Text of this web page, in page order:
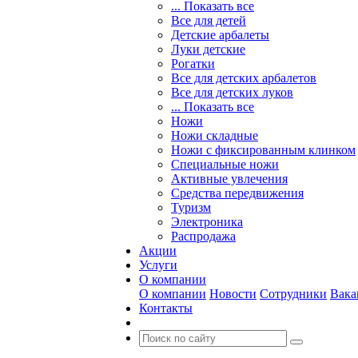
... Показать все
Все для детей
Детские арбалеты
Луки детские
Рогатки
Все для детских арбалетов
Все для детских луков
... Показать все
Ножи
Ножи складные
Ножи с фиксированным клинком
Специальные ножи
Активные увлечения
Средства передвижения
Туризм
Электроника
Распродажа
Акции
Услуги
О компании
О компании Новости Сотрудники
Контакты